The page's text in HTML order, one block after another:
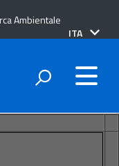
Ambientale
lingua
ITA